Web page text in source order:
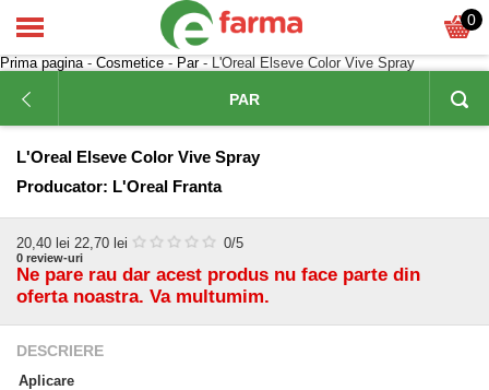
0
Prima pagina- Cosmetice - Par- L'Oreal Elseve Color Vive Spray
PAR
L'Oreal Elseve Color Vive Spray
Producator: L'Oreal Franta
20,40 lei 22,70 lei 0/5
0 review-uri
Ne pare rau dar acest produs nu face parte din
oferta noastra. Va multumim.
DESCRIERE
Aplicare